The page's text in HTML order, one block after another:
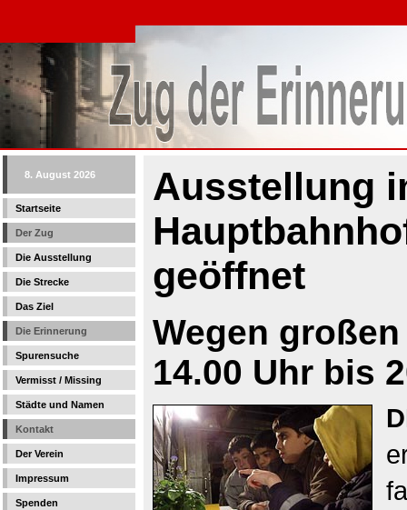
8. August 2026
Startseite
Der Zug
Die Ausstellung
Die Strecke
Das Ziel
Die Erinnerung
Spurensuche
Vermisst / Missing
Städte und Namen
Kontakt
Der Verein
Impressum
Spenden
Ausstellung
geöffnet
Wegen
14.00 Uhr bis